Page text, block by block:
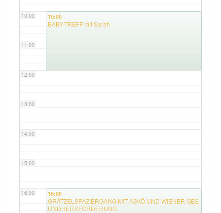
10:00
11:00
12:00
13:00
14:00
15:00
16:00
10:00
BABY-TREFF mit Sarah
16:00
GRÄTZELSPAZIERGANG MIT ASKÖ UND WIENER GES
UNDHEITSFÖRDERUNG